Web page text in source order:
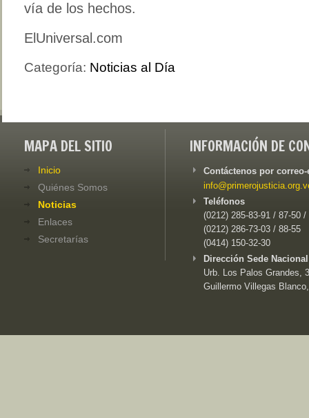
vía de los hechos.
ElUniversal.com
Categoría: Noticias al Día
MAPA DEL SITIO
Inicio
Quiénes Somos
Noticias
Enlaces
Secretarías
INFORMACIÓN DE
Contáctenos por
Teléfonos
(0212) 285-83-91 / 87-50 /
(0212) 286-73-03 / 88-55
(0414) 150-32-30
Dirección Sede
Urb. Los Palos Grandes,
Guillermo Villegas